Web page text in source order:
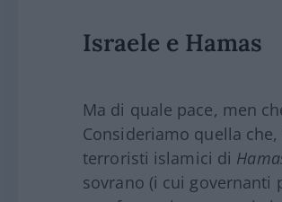
Israele e Hamas
Ma di quale pace, men
Consideriamo quella
terroristi islamici di
sovrano (i cui governanti